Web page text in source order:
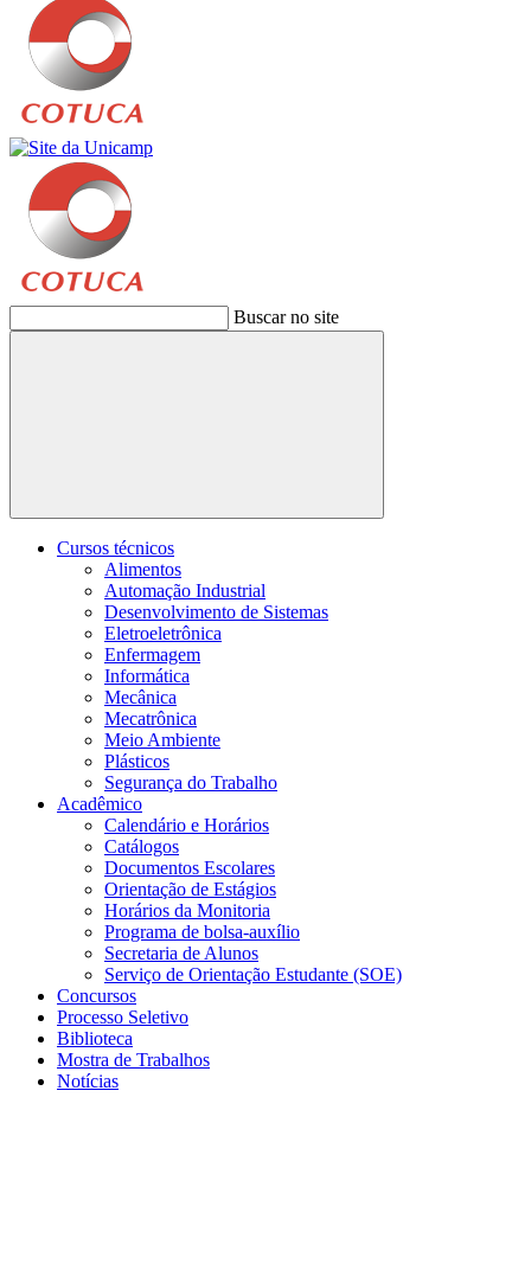
Buscar no site
Buscar
Cursos técnicos
Alimentos
Automação Industrial
Desenvolvimento de Sistemas
Eletroeletrônica
Enfermagem
Informática
Mecânica
Mecatrônica
Meio Ambiente
Plásticos
Segurança do Trabalho
Acadêmico
Calendário e Horários
Catálogos
Documentos Escolares
Orientação de Estágios
Horários da Monitoria
Programa de bolsa-auxílio
Secretaria de Alunos
Serviço de Orientação Estudante (SOE)
Concursos
Processo Seletivo
Biblioteca
Mostra de Trabalhos
Notícias